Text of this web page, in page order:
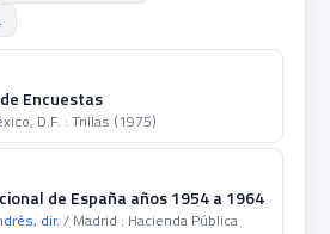
Encuestas
D.F. : Trillas (1975)
de España años 1954 a 1964
dir. / Madrid : Hacienda Pública